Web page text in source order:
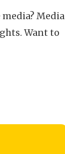
Media
Want to